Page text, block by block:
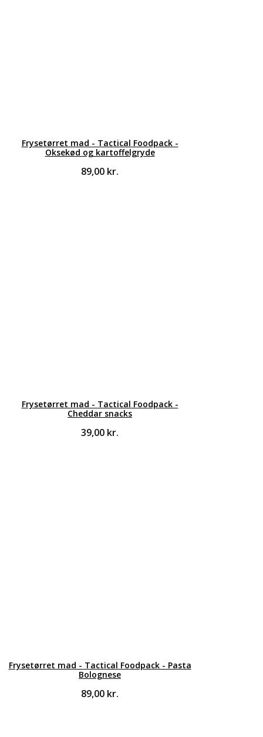
Frysetørret mad - Tactical Foodpack -
Oksekød og kartoffelgryde
89,00 kr.
Frysetørret mad - Tactical Foodpack -
Cheddar snacks
39,00 kr.
Frysetørret mad - Tactical Foodpack - Pasta
Bolognese
89,00 kr.